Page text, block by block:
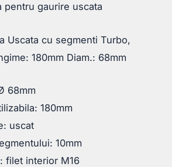
pentru gaurire uscata
Uscata cu segmenti Turbo,
180mm Diam.: 68mm
68mm
180mm
uscat
10mm
filet interior M16